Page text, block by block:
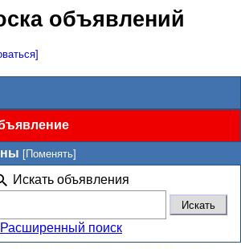
объявлений
[Поменять]
Искать объявления
Расширенный поиск